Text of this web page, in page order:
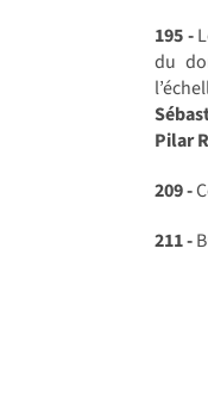
195 -
du
Pilar
209 -
211 -